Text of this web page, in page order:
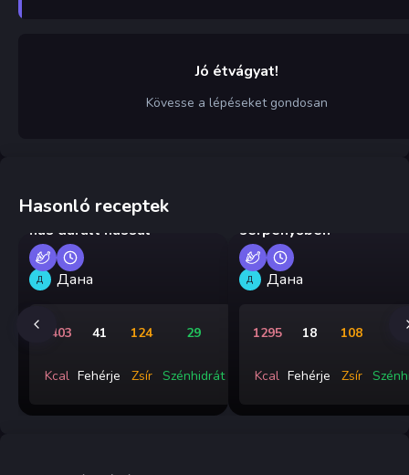
Jó étvágyat!
Kövesse a lépéseket gondosan
Hasonló receptek
Gyermek burgonyás rakott
hús darált hússal
Д Дана
1403
Kcal
41
Fehérje
124
Zsír
29
Szénhidrát
serpenyőben
Д Дана
1295
Kcal
18
Fehérje
108
Zsír